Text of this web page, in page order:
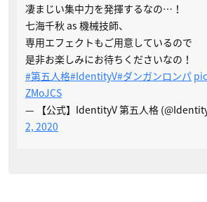
凄まじい集中力を発揮するなの…！
七海千秋 as 機械技師、
専用エフェクトもご用意しているので
是非お楽しみにお待ちくださいなの！
#第五人格#IdentityV#ダンガンロンパ
ZMoJCS
— 【公式】IdentityV 第五人格
2, 2020